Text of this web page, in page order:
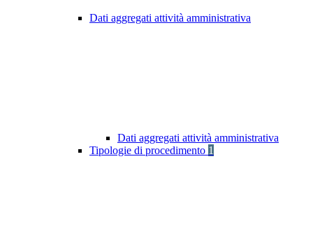
Dati aggregati attività amministrativa
Dati aggregati attività amministrativa
Tipologie di procedimento 1